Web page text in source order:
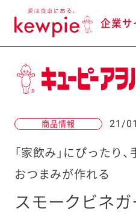
企業サ
商品情報 21/
「家飲み」にぴったり
おつまみが作れる
スモークビネ